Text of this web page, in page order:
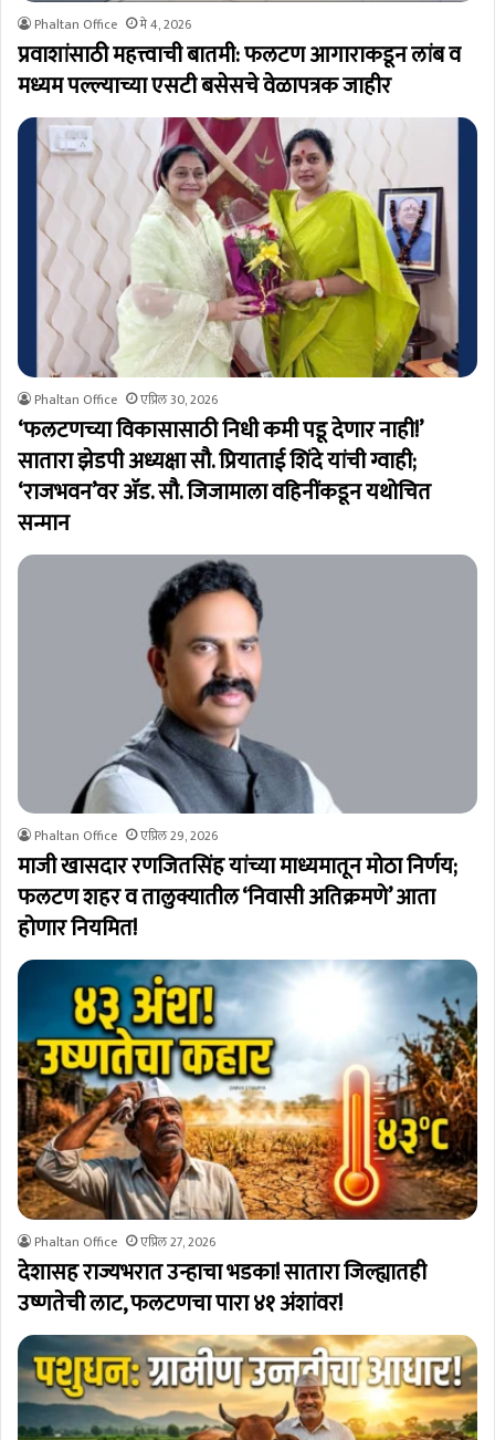
Phaltan Office मे 4, 2026
प्रवाशांसाठी महत्त्वाची बातमी: फलटण आगाराकडून लांब व
मध्यम पल्ल्याच्या एसटी बसेसचे वेळापत्रक जाहीर
Phaltan Office एप्रिल 30, 2026
‘फलटणच्या विकासासाठी निधी कमी पडू देणार नाही!’
सातारा झेडपी अध्यक्षा सौ. प्रियाताई शिंदे यांची ग्वाही;
‘राजभवन’वर ॲड. सौ. जिजामाला वहिनींकडून यथोचित
सन्मान
Phaltan Office एप्रिल 29, 2026
माजी खासदार रणजितसिंह यांच्या माध्यमातून मोठा निर्णय;
फलटण शहर व तालुक्यातील ‘निवासी अतिक्रमणे’ आता
होणार नियमित!
Phaltan Office एप्रिल 27, 2026
देशासह राज्यभरात उन्हाचा भडका! सातारा जिल्ह्यातही
उष्णतेची लाट, फलटणचा पारा ४१ अंशांवर!